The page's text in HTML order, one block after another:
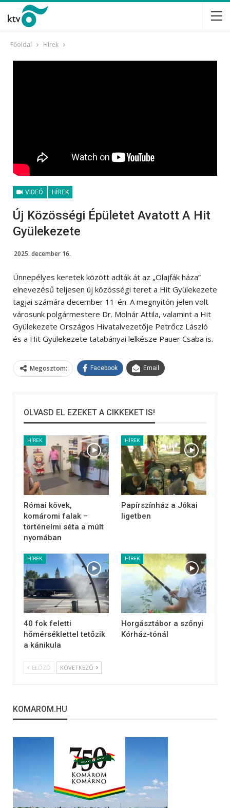
Főoldal Hírek
VIDEÓ HÍREK
Új Közösségi Épületet Avatott A Hit
Gyülekezete
2025. december 16.
Ünnepélyes keretek között adták át az „Olajfák háza”
elnevezésű teljesen új közösségi teret a Hit Gyülekezete
tagjai számára december 11-én. A megnyitón jelen volt
városunk polgármestere Dr. Molnár Attila, valamint a Hit
Gyülekezete Országos Hivatalvezetője Petrőcz László
és a Hit Gyülekezete tatabányai lelkésze Pauer Csaba is.
Megosztom: Facebook Email
OLVASD EL EZEKET A CIKKEKET IS!
HÍREK
Római kövek,
komáromi falak –
történelmi séta a múlt
nyomában
HÍREK
Papírszínház a Jókai
ligetben
HÍREK
40 fok feletti
hőmérséklettel tetőzik
a kánikula
HÍREK
Horgásztábor a szőnyi
Kórház-tónál
ELŐZŐ KÖVETKEZŐ
KOMAROM.HU